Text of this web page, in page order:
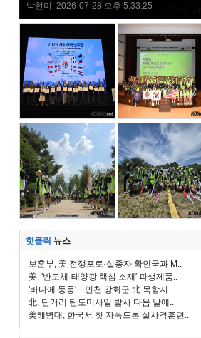
박현미 2026-07-28 오후 5:33:25
핫클릭 뉴스
보훈부, 美 전쟁포로·실종자 확인국과 M..
美, '반도체·태양광 핵심 소재' 파생제품..
'바다에 둥둥'…인천 강화군 北 목함지..
北, 단거리 탄도미사일 발사 다음 날에..
美해병대, 한국서 첫 자폭드론 실사격훈련..